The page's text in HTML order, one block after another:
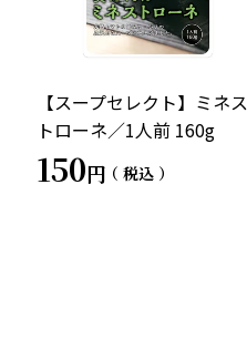
【スープセレクト】ミネス
トローネ／1人前 160g
150 税込